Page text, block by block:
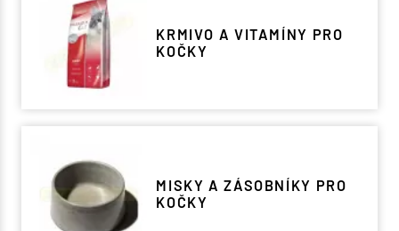
KRMIVO A VITAMÍNY PRO
KOČKY
MISKY A ZÁSOBNÍKY PRO
KOČKY